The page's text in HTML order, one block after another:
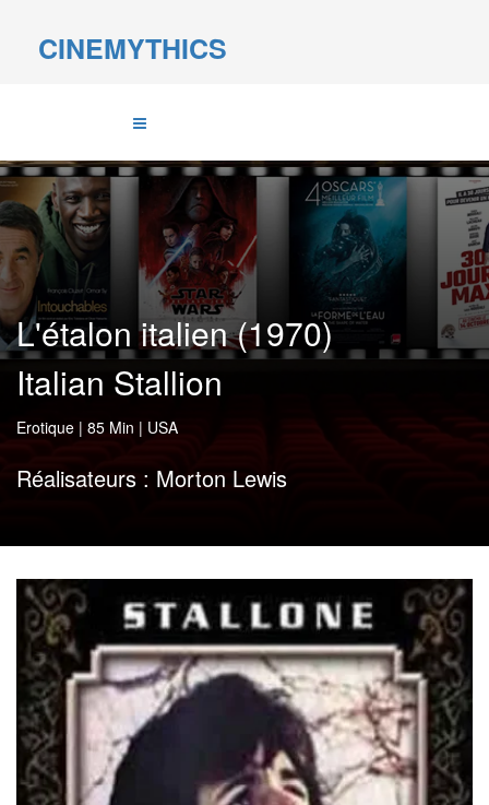
CINEMYTHICS
L'étalon italien (1970)
Italian Stallion
Erotique | 85 Min | USA
Réalisateurs : Morton Lewis